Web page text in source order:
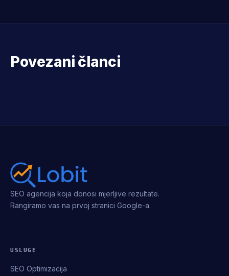
Povezani članci
SEO agencija koja donosi mjerljive rezultate.
Rangiramo vas na prvoj stranici Google-a.
USLUGE
SEO Optimizacija